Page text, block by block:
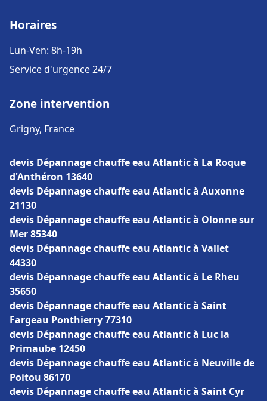
Horaires
Lun-Ven: 8h-19h
Service d'urgence 24/7
Zone intervention
Grigny, France
devis Dépannage chauffe eau Atlantic à La Roque
d'Anthéron 13640
devis Dépannage chauffe eau Atlantic à Auxonne
21130
devis Dépannage chauffe eau Atlantic à Olonne sur
Mer 85340
devis Dépannage chauffe eau Atlantic à Vallet
44330
devis Dépannage chauffe eau Atlantic à Le Rheu
35650
devis Dépannage chauffe eau Atlantic à Saint
Fargeau Ponthierry 77310
devis Dépannage chauffe eau Atlantic à Luc la
Primaube 12450
devis Dépannage chauffe eau Atlantic à Neuville de
Poitou 86170
devis Dépannage chauffe eau Atlantic à Saint Cyr